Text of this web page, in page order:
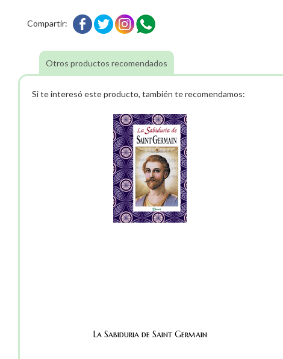
Compartir:
Otros productos recomendados
Si te interesó este producto, también te recomendamos:
La Sabiduria de Saint Germain